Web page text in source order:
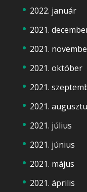
2022. január
2021.
2021.
2021. október
2021.
2021.
2021. július
2021. június
2021. május
2021. április